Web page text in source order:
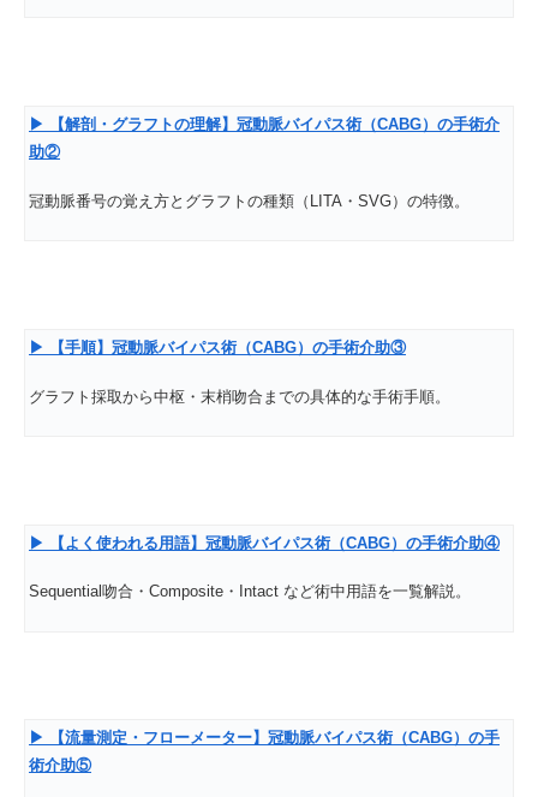
▶ 【解剖・グラフトの理解】冠動脈バイパス術（CABG）の手術介
助②
冠動脈番号の覚え方とグラフトの種類（LITA・SVG）の特徴。
▶ 【手順】冠動脈バイパス術（CABG）の手術介助③
グラフト採取から中枢・末梢吻合までの具体的な手術手順。
▶ 【よく使われる用語】冠動脈バイパス術（CABG）の手術介助④
Sequential吻合・Composite・Intact など術中用語を一覧解説。
▶ 【流量測定・フローメーター】冠動脈バイパス術（CABG）の手
術介助⑤